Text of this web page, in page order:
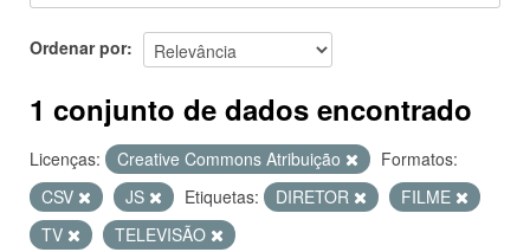
SOBRE
Ordenar por
1 conjunto de dados encontrado
Licenças: Creative Commons Atribuição
Formatos:
CSV
JS Etiquetas: DIRETOR
FILME
TV
TELEVISÃO